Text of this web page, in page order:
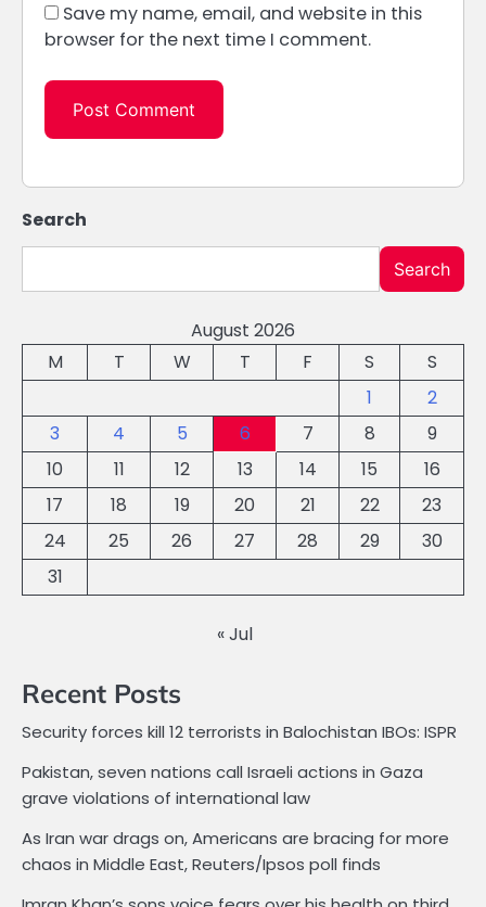
Save my name, email, and website in this
browser for the next time I comment.
Search
Search
August 2026
M
T W T F S
S
1
2
3
4 5 6 7 8
9
10
11 12 13 14 15
16
17
18 19 20 21 22
23
24
25 26 27 28 29
30
31
« Jul
Recent Posts
Security forces kill 12 terrorists in Balochistan IBOs: ISPR
Pakistan, seven nations call Israeli actions in Gaza
grave violations of international law
As Iran war drags on, Americans are bracing for more
chaos in Middle East, Reuters/Ipsos poll finds